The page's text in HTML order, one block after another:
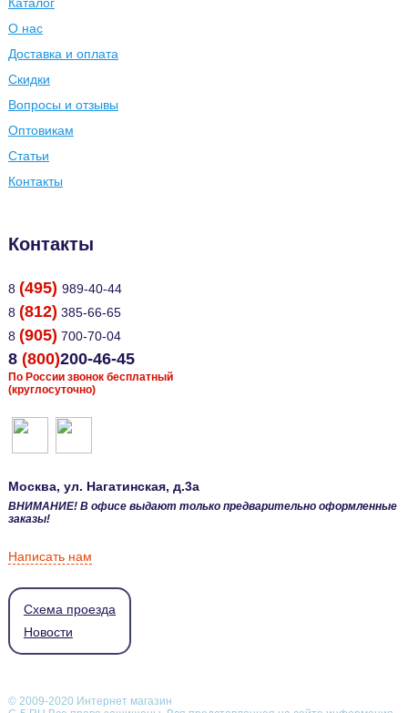
О нас
Доставка и оплата
Скидки
Вопросы и отзывы
Оптовикам
Статьи
Контакты
Контакты
8 (495) 989-40-44
8 (812) 385-66-65
8 (905) 700-70-04
8 (800)200-46-45
По России звонок бесплатный
(круглосуточно)
Москва, ул. Нагатинская, д.3а
ВНИМАНИЕ! В офисе выдают только предварительно оформленные
заказы!
Написать нам
Схема проезда
Новости
© 2009-2020 Интернет магазин